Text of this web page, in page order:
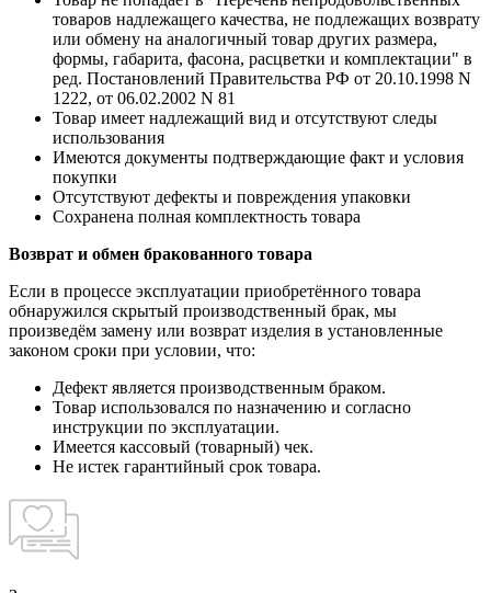
товаров надлежащего качества, не подлежащих возврату
или обмену на аналогичный товар других размера,
формы, габарита, фасона, расцветки и комплектации" в
ред. Постановлений Правительства РФ от 20.10.1998 N
1222, от 06.02.2002 N 81
Товар имеет надлежащий вид и отсутствуют следы
использования
Имеются документы подтверждающие факт и условия
покупки
Отсутствуют дефекты и повреждения упаковки
Сохранена полная комплектность товара
Возврат и обмен бракованного товара
Если в процессе эксплуатации приобретённого товара
обнаружился скрытый производственный брак, мы
произведём замену или возврат изделия в установленные
законом сроки при условии, что:
Дефект является производственным браком.
Товар использовался по назначению и согласно
инструкции по эксплуатации.
Имеется кассовый (товарный) чек.
Не истек гарантийный срок товара.